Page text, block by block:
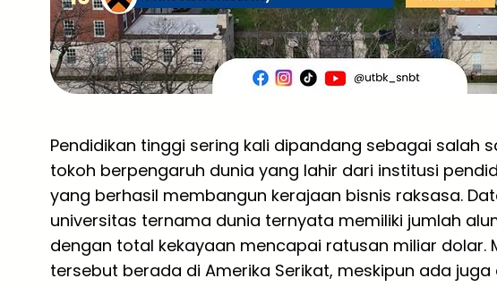
Pendidikan tinggi sering kali dipandang sebagai salah
tokoh berpengaruh dunia yang lahir dari institusi
yang berhasil membangun kerajaan bisnis raksasa.
universitas ternama dunia ternyata memiliki jumlah
dengan total kekayaan mencapai ratusan miliar dolar.
tersebut berada di Amerika Serikat, meskipun ada